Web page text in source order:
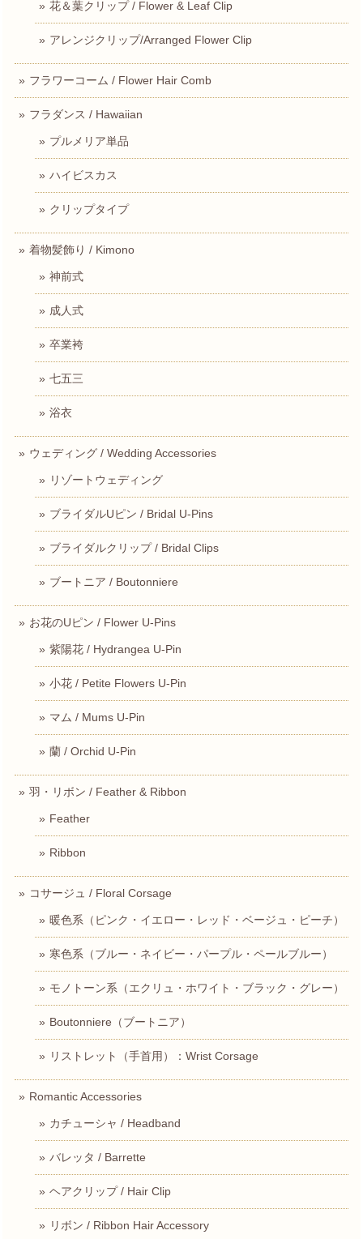
花＆葉クリップ / Flower & Leaf Clip
アレンジクリップ/Arranged Flower Clip
フラワーコーム / Flower Hair Comb
フラダンス / Hawaiian
プルメリア単品
ハイビスカス
クリップタイプ
着物髪飾り / Kimono
神前式
成人式
卒業袴
七五三
浴衣
ウェディング / Wedding Accessories
リゾートウェディング
ブライダルUピン / Bridal U-Pins
ブライダルクリップ / Bridal Clips
ブートニア / Boutonniere
お花のUピン / Flower U-Pins
紫陽花 / Hydrangea U-Pin
小花 / Petite Flowers U-Pin
マム / Mums U-Pin
蘭 / Orchid U-Pin
羽・リボン / Feather & Ribbon
Feather
Ribbon
コサージュ / Floral Corsage
暖色系（ピンク・イエロー・レッド・ベージュ・ピーチ）
寒色系（ブルー・ネイビー・パープル・ペールブルー）
モノトーン系（エクリュ・ホワイト・ブラック・グレー）
Boutonniere（ブートニア）
リストレット（手首用）：Wrist Corsage
Romantic Accessories
カチューシャ / Headband
バレッタ / Barrette
ヘアクリップ / Hair Clip
リボン / Ribbon Hair Accessory